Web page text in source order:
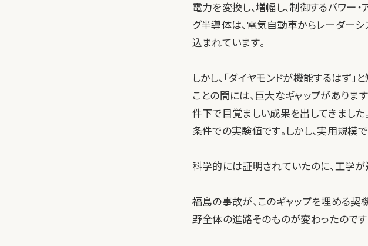
電力を変換し、増幅し、制御するパワー
グ半導体は、電気自動車からレーダーシ
込まれています。
しかし、「ダイヤモンドが機能するはず
ことの間には、巨大なギャップがあり
件下で目覚ましい成果を出してきました
条件での実験値です。しかし、実用規模
科学的には証明されていたのに、工学が
福島の事故が、このギャップを埋める契
野全体の進路そのものが変わったのです